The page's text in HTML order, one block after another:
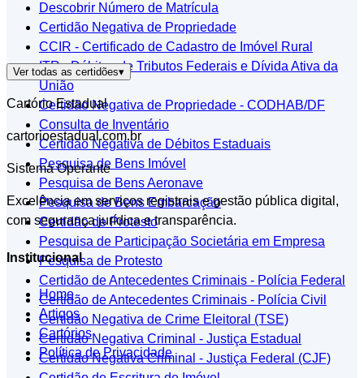
Descobrir Número de Matrícula
Certidão Negativa de Propriedade
CCIR - Certificado de Cadastro de Imóvel Rural
ITR - Débitos de Tributos Federais e Dívida Ativa da
União
Certidão Negativa de Propriedade - CODHAB/DF
Consulta de Inventário
Certidão Negativa de Débitos Estaduais
Pesquisa de Bens Imóvel
Pesquisa de Bens Aeronave
Pesquisa de Bens Embarcação
Certidão de Protesto
Pesquisa de Participação Societária em Empresa
Pesquisa de Protesto
Certidão de Antecedentes Criminais - Polícia Federal
Certidão de Antecedentes Criminais - Polícia Civil
Certidão Negativa de Crime Eleitoral (TSE)
Certidão Negativa Criminal - Justiça Estadual
Certidão Negativa Criminal - Justiça Federal (CJF)
Ver todas as certidões▾
Cartório Estadual
cartorioestadual.com.br
Sistema Operante
Excelência em serviços registrais e gestão pública digital,
com segurança jurídica e transparência.
Institucional
Home
Artigos
Cartórios
Política de Privacidade